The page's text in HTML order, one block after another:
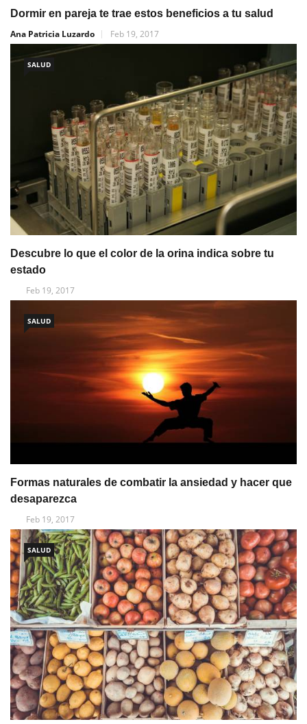
Dormir en pareja te trae estos beneficios a tu salud
Ana Patricia Luzardo
Feb 19, 2017
SALUD
Descubre lo que el color de la orina indica sobre tu
estado
Feb 19, 2017
SALUD
Formas naturales de combatir la ansiedad y hacer que
desaparezca
Feb 19, 2017
SALUD